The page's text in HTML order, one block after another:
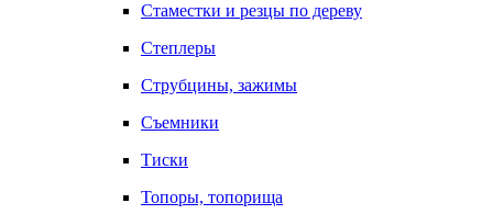
Стаместки и резцы по дереву
Степлеры
Струбцины, зажимы
Съемники
Тиски
Топоры, топорища